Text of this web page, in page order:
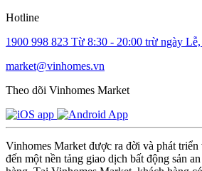
Hotline
1900 998 823 Từ 8:30 - 20:00 trừ ngày
market@vinhomes.vn
Theo dõi Vinhomes Market
Vinhomes Market được ra đời và phát
đến một nền tảng giao dịch bất động sản